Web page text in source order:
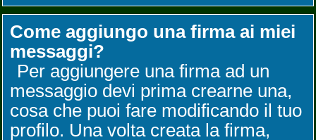
Come aggiungo una firma ai miei
messaggi?
Per aggiungere una firma ad un
messaggio devi prima crearne una,
cosa che puoi fare modificando il tuo
profilo. Una volta creata la firma,